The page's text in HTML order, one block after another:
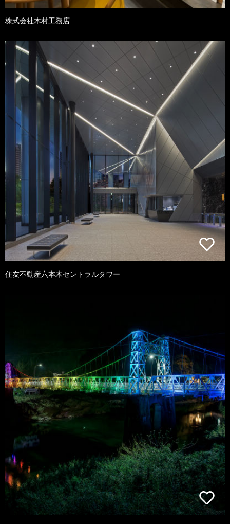
株式会社木村工務店
住友不動産六本木セントラルタワー